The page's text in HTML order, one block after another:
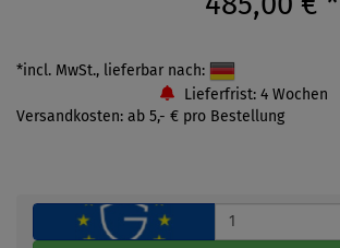
*incl. MwSt., lieferbar nach:
Lieferfrist: 4 Wochen
Versandkosten: ab 5,- € pro Bestellung